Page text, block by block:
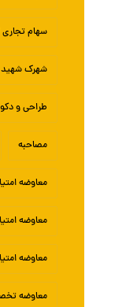
سهام
شهرک شهید
طراحی و
مصاحبه
معاوضه
معاوضه
معاوضه
معاوضه